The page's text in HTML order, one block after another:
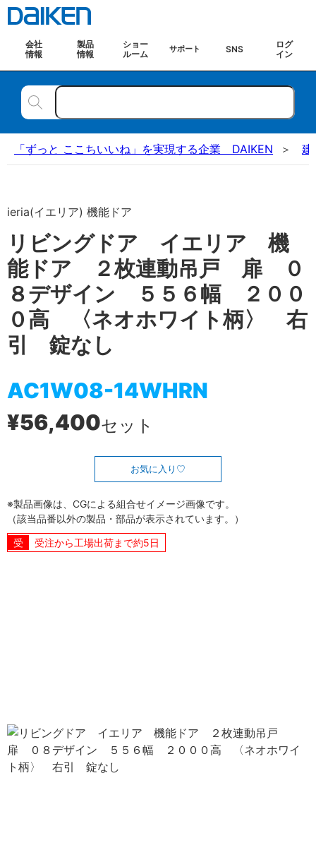
会社
情報
製品
情報
ショー
ルーム
サポート SNS
ログ
イン
「ずっと ここちいいね」を実現する企業 DAIKEN 建
ieria(イエリア) 機能ドア
リビングドア イエリア 機
能ドア ２枚連動吊戸 扉 ０
８デザイン ５５６幅 ２００
０高 〈ネオホワイト柄〉 右
引 錠なし
AC1W08-14WHRN
¥56,400セット
お気に入り
※製品画像は、CGによる組合せイメージ画像です。
（該当品番以外の製品・部品が表示されています。）
受注から工場出荷まで約5日